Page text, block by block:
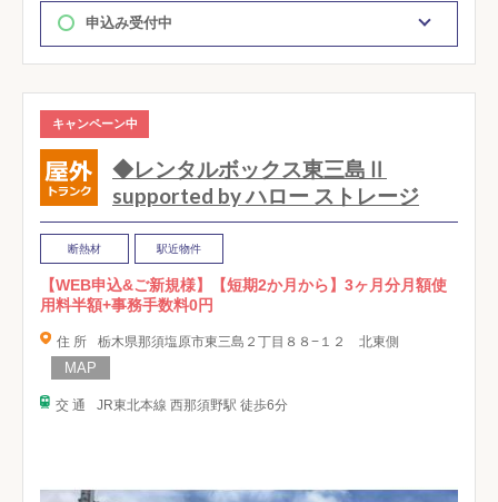
申込み受付中
キャンペーン中
◆レンタルボックス東三島Ⅱ
supported by ハロー ストレージ
断熱材 駅近物件
【WEB申込&ご新規様】【短期2か月から】3ヶ月分月額使
用料半額+事務手数料0円
住 所 栃木県那須塩原市東三島２丁目８８−１２ 北東側
交 通 JR東北本線 西那須野駅 徒歩6分